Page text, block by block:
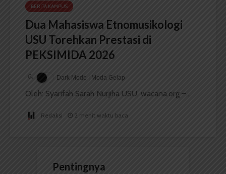
BERITA KAMPUS
Dua Mahasiswa Etnomusikologi
USU Torehkan Prestasi di
PEKSIMIDA 2026
Dark Mode | Moda Gelap
Oleh: Syarifah Sarah Nurjiha USU, wacana.org –...
Redaksi 2 menit waktu baca
Pentingnya